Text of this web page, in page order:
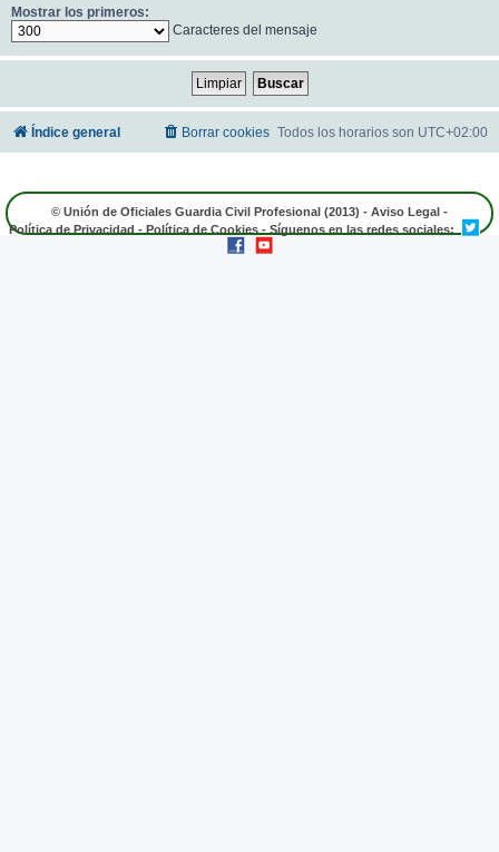
Mostrar los primeros:
Caracteres del mensaje
Índice general Todos los horarios son UTC+02:00
Borrar cookies
© Unión de Oficiales Guardia Civil Profesional (2013) - Aviso Legal -
Política de Privacidad - Política de Cookies - Síguenos en las redes sociales: